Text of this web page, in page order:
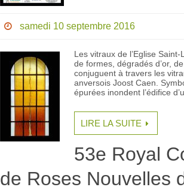
samedi 10 septembre 2016
Les vitraux de l’Eglise
de formes, dégradés d’or,
conjuguent à travers les
anversois Joost Caen.
épurées inondent l’édifice
LIRE LA SUITE
53e Royal
de Roses Nouvelles